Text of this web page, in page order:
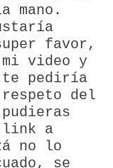
mano.
favor,
video y
pediría
del
link a
no lo
se